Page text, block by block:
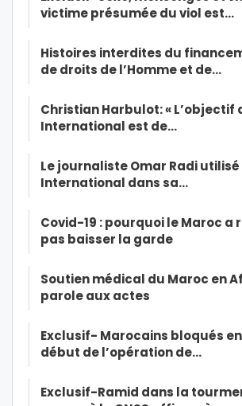
victime présumée du viol est…
Histoires interdites du
de droits de l’Homme et de…
Christian Harbulot: « L’objectif
International est de…
Le journaliste Omar Radi
International dans sa…
Covid-19 : pourquoi le Maroc a
pas baisser la garde
Soutien médical du Maroc en
parole aux actes
Exclusif- Marocains bloqués
début de l’opération de…
Exclusif-Ramid dans la